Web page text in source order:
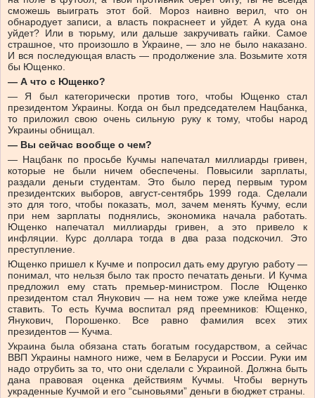
сможешь выиграть этот бой. Мороз наивно верил, что он
обнародует записи, а власть покраснеет и уйдет. А куда она
уйдет? Или в тюрьму, или дальше закручивать гайки. Самое
страшное, что произошло в Украине, — зло не было наказано.
И вся последующая власть — продолжение зла. Возьмите хотя
бы Ющенко.
— А что с Ющенко?
— Я был категорически против того, чтобы Ющенко стал
президентом Украины. Когда он был председателем Нацбанка,
то приложил свою очень сильную руку к тому, чтобы народ
Украины обнищал.
— Вы сейчас вообще о чем?
— Нацбанк по просьбе Кучмы напечатал миллиарды гривен,
которые не были ничем обеспечены. Повысили зарплаты,
раздали деньги студентам. Это было перед первым туром
президентских выборов, август-сентябрь 1999 года. Сделали
это для того, чтобы показать, мол, зачем менять Кучму, если
при нем зарплаты поднялись, экономика начала работать.
Ющенко напечатал миллиарды гривен, а это привело к
инфляции. Курс доллара тогда в два раза подскочил. Это
преступление.
Ющенко пришел к Кучме и попросил дать ему другую работу —
понимал, что нельзя было так просто печатать деньги. И Кучма
предложил ему стать премьер-министром. После Ющенко
президентом стал Янукович — на нем тоже уже клейма негде
ставить. То есть Кучма воспитал ряд преемников: Ющенко,
Янукович, Порошенко. Все равно фамилия всех этих
президентов — Кучма.
Украина была обязана стать богатым государством, а сейчас
ВВП Украины намного ниже, чем в Беларуси и России. Руки им
надо отрубить за то, что они сделали с Украиной. Должна быть
дана правовая оценка действиям Кучмы. Чтобы вернуть
украденные Кучмой и его “сыновьями” деньги в бюджет страны.